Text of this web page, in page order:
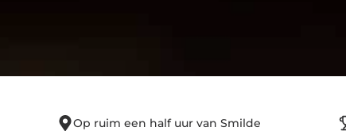
Op ruim een half uur van Smilde